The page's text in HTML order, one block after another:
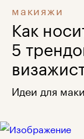
макияжи
Как
5
Идеи для